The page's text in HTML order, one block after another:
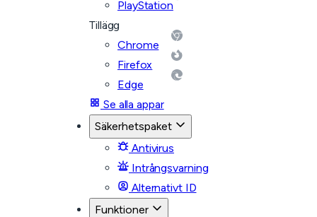
PlayStation
Tillägg
Chrome
Firefox
Edge
Se alla appar
Säkerhetspaket
Antivirus
Intrångsvarning
Alternativt ID
Funktioner